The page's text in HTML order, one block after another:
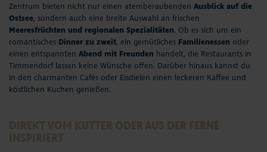
Urlaub mit Hund
Strand
Entdecken & Erleben
Zentrum bieten nicht nur einen atemberaubenden Ausblick auf die
Ostsee, sondern auch eine breite Auswahl an frischen
Meeresfrüchten und regionalen Spezialitäten. Ob es sich um ein
romantisches Dinner zu zweit, ein gemütliches Familienessen oder
einen entspannten Abend mit Freunden handelt, die Restaurants in
Timmendorf lassen keine Wünsche offen. Darüber hinaus kannst du
in den charmanten Cafés oder Eisdielen einen leckeren Kaffee und
köstlichen Kuchen genießen.